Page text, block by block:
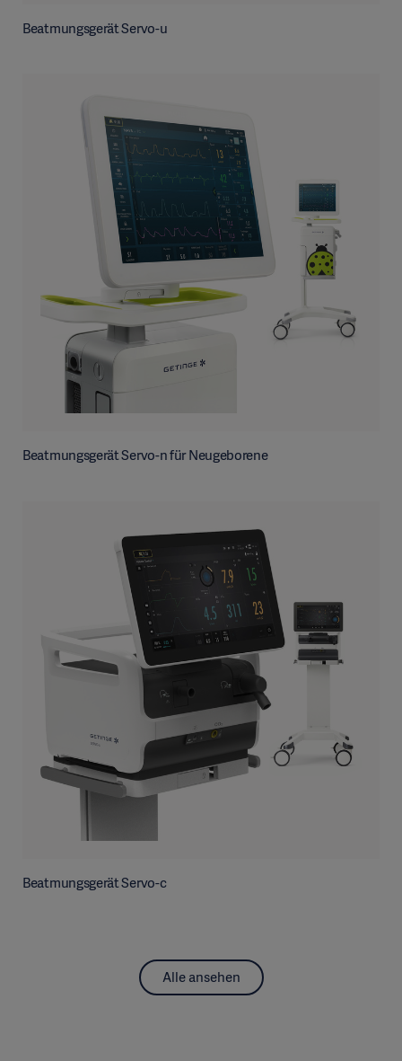
Beatmungsgerät Servo-u
Beatmungsgerät Servo-n für Neugeborene
Beatmungsgerät Servo-c
Alle ansehen